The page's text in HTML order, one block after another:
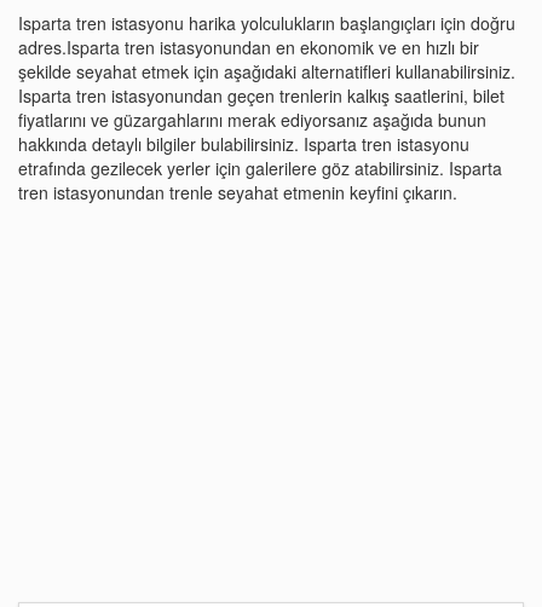
Isparta tren istasyonu harika yolculukların başlangıçları için doğru
adres.Isparta tren istasyonundan en ekonomik ve en hızlı bir
şekilde seyahat etmek için aşağıdaki alternatifleri kullanabilirsiniz.
Isparta tren istasyonundan geçen trenlerin kalkış saatlerini, bilet
fiyatlarını ve güzargahlarını merak ediyorsanız aşağıda bunun
hakkında detaylı bilgiler bulabilirsiniz. Isparta tren istasyonu
etrafında gezilecek yerler için galerilere göz atabilirsiniz. Isparta
tren istasyonundan trenle seyahat etmenin keyfini çıkarın.